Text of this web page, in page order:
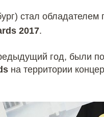
стал обладателем
2017.
год, были
на территории